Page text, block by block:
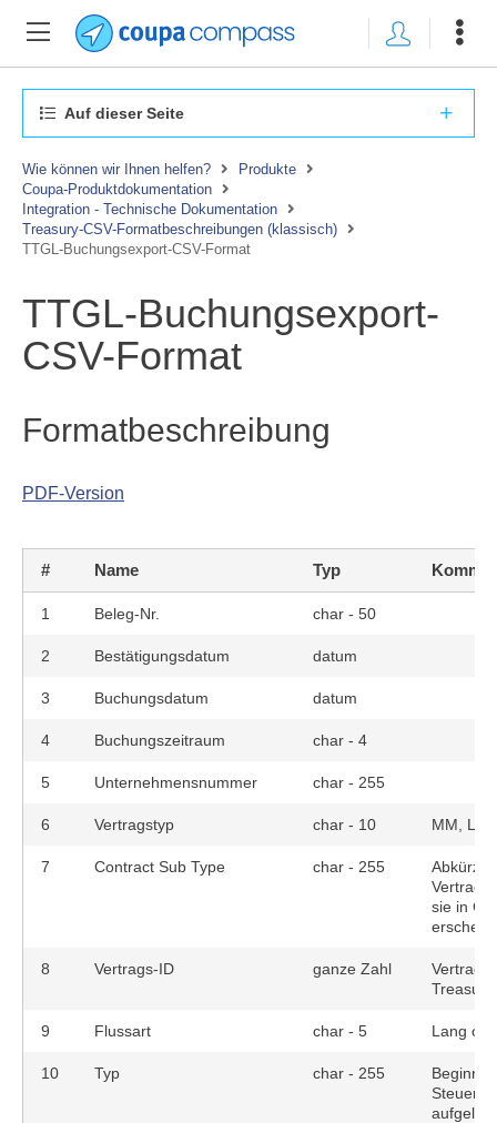
Auf dieser Seite
Wie können wir Ihnen helfen?
Produkte
Coupa-Produktdokumentation
Integration - Technische Dokumentation
Treasury-CSV-Formatbeschreibungen (klassisch)
TTGL-Buchungsexport-CSV-Format
TTGL-Buchungsexport-
CSV-Format
Formatbeschreibung
PDF-Version
# Name Typ
1 Beleg-Nr. char - 50
2 Bestätigungsdatum datum
3 Buchungsdatum datum
4 Buchungszeitraum char - 4
5 Unternehmensnummer char - 255
6 Vertragstyp char - 10 MM, LD,
7 Contract Sub Type char - 255
sie in
8 Vertrags-ID ganze Zahl
Treasury
9 Flussart char - 5 Lang
10 Typ char - 255
Beginn,
Steuern,